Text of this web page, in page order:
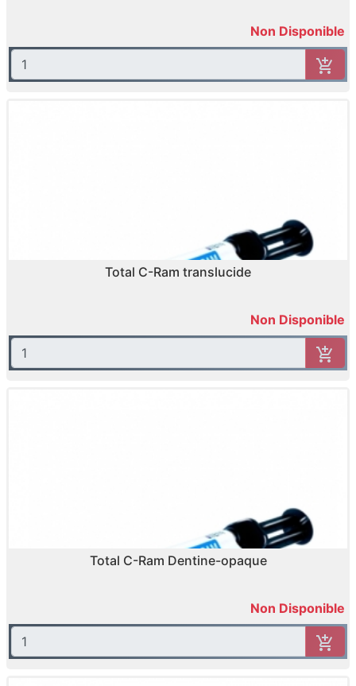
Non Disponible
Total C-Ram translucide
Non Disponible
Total C-Ram Dentine-opaque
Non Disponible